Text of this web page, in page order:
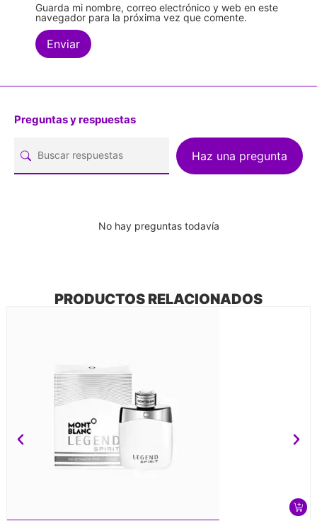
Guarda mi nombre, correo electrónico y web en este
navegador para la próxima vez que comente.
Preguntas y respuestas
Haz una pregunta
No hay preguntas todavía
PRODUCTOS RELACIONADOS